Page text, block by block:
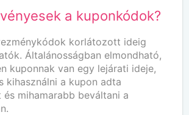
a kuponkódok?
korlátozott ideig
Általánosságban elmondható,
kuponnak van egy lejárati ideje,
kihasználni a kupon adta
és mihamarabb beváltani a